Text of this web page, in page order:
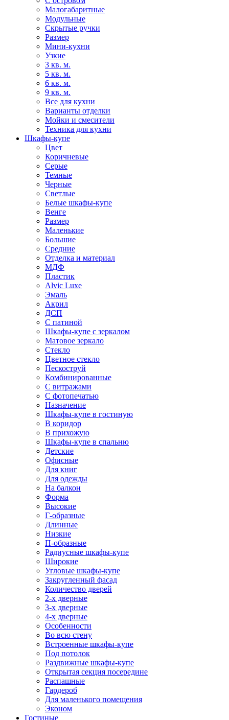
Малогабаритные
Модульные
Скрытые ручки
Размер
Мини-кухни
Узкие
3 кв. м.
5 кв. м.
6 кв. м.
9 кв. м.
Все для кухни
Варианты отделки
Мойки и смесители
Техника для кухни
Шкафы-купе
Цвет
Коричневые
Серые
Темные
Черные
Светлые
Белые шкафы-купе
Венге
Размер
Маленькие
Большие
Средние
Отделка и материал
МДФ
Пластик
Alvic Luxe
Эмаль
Акрил
ДСП
С патиной
Шкафы-купе с зеркалом
Матовое зеркало
Стекло
Цветное стекло
Пескоструй
Комбинированные
С витражами
С фотопечатью
Назначение
Шкафы-купе в гостиную
В коридор
В прихожую
Шкафы-купе в спальню
Детские
Офисные
Для книг
Для одежды
На балкон
Форма
Высокие
Г-образные
Длинные
Низкие
П-образные
Радиусные шкафы-купе
Широкие
Угловые шкафы-купе
Закругленный фасад
Количество дверей
2-х дверные
3-х дверные
4-х дверные
Особенности
Во всю стену
Встроенные шкафы-купе
Под потолок
Раздвижные шкафы-купе
Открытая секция посередине
Распашные
Гардероб
Для маленького помещения
Эконом
Гостиные